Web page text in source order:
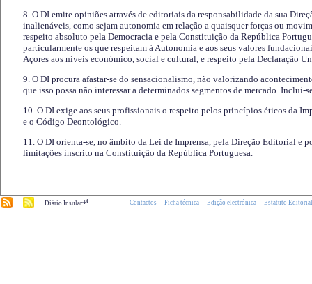
8. O DI emite opiniões através de editoriais da responsabilidade da sua
inalienáveis, como sejam autonomia em relação a quaisquer forças ou
respeito absoluto pela Democracia e pela Constituição da República
particularmente os que respeitam à Autonomia e aos seus valores
Açores aos níveis económico, social e cultural, e respeito pela Declaração
9. O DI procura afastar-se do sensacionalismo, não valorizando
que isso possa não interessar a determinados segmentos de mercado.
10. O DI exige aos seus profissionais o respeito pelos princípios éticos da
e o Código Deontológico.
11. O DI orienta-se, no âmbito da Lei de Imprensa, pela Direção Editorial e
limitações inscrito na Constituição da República Portuguesa.
Diário Insular.pt Contactos Ficha técnica Edição electrónica Estatuto Editorial